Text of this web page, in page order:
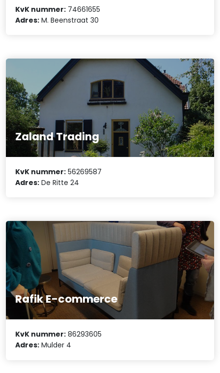
KvK nummer: 74661655
Adres: M. Beenstraat 30
Zaland Trading
KvK nummer: 56269587
Adres: De Ritte 24
Rafik E-commerce
KvK nummer: 86293605
Adres: Mulder 4